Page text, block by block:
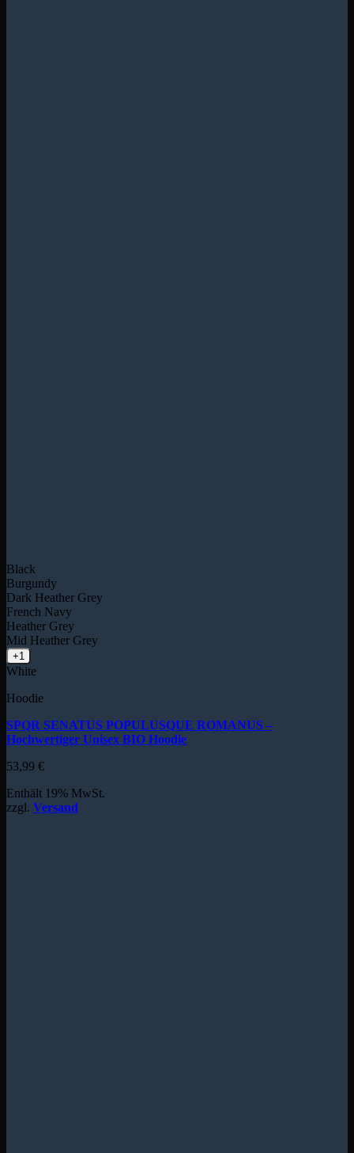
Black
Burgundy
Dark Heather Grey
French Navy
Heather Grey
Mid Heather Grey
+1
White
Hoodie
SPQR SENATUS POPULUSQUE ROMANUS –
Hochwertiger Unisex BIO Hoodie
53,99 €
Enthält 19% MwSt.
zzgl. Versand